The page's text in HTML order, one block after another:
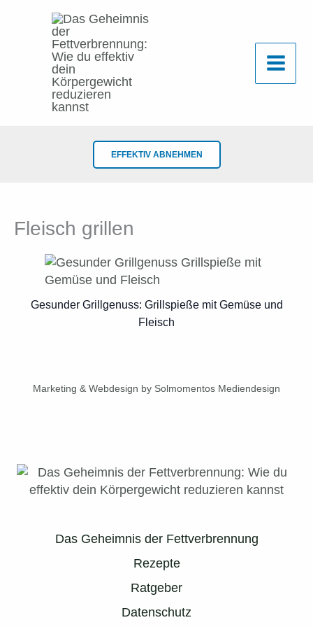
EFFEKTIV ABNEHMEN
Fleisch grillen
Gesunder Grillgenuss: Grillspieße mit Gemüse und
Fleisch
Marketing & Webdesign by Solmomentos Mediendesign
Das Geheimnis der Fettverbrennung
Rezepte
Ratgeber
Datenschutz